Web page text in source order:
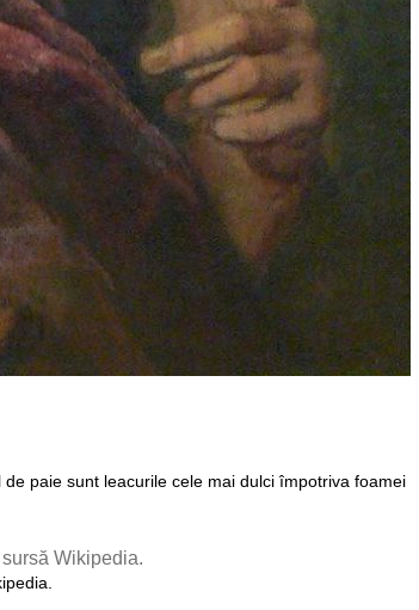
paie sunt leacurile cele mai dulci împotriva foamei